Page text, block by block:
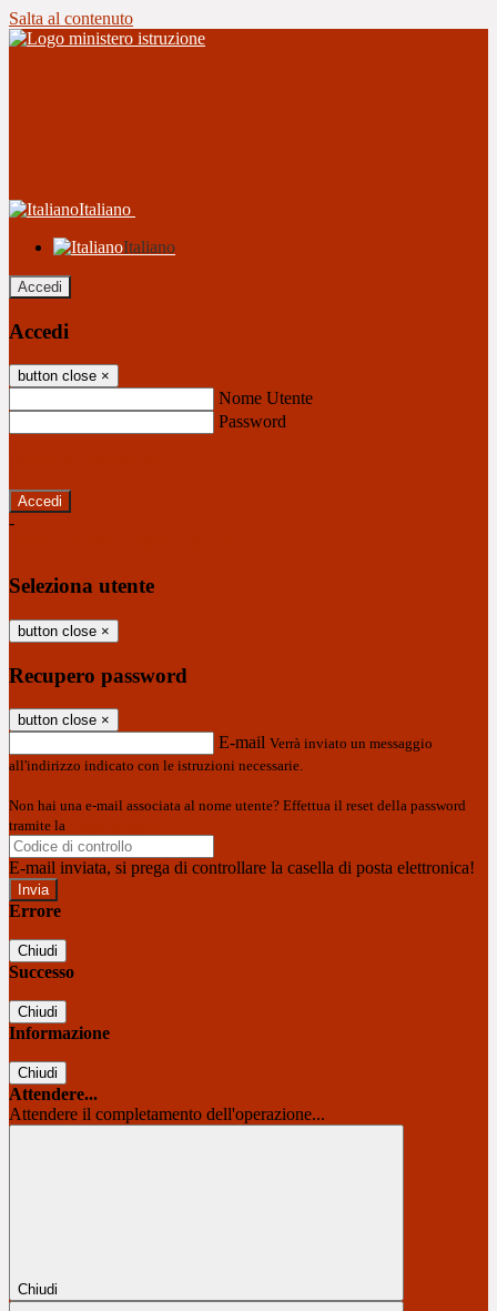
Salta al contenuto
Italiano
Italiano
Accedi
Accedi
button close ×
Nome Utente
Password
-
Seleziona utente
button close ×
Recupero password
button close ×
E-mail Verrà inviato un messaggio
all'indirizzo indicato con le istruzioni necessarie.
Non hai una e-mail associata al nome utente? Effettua il reset della password
tramite la
E-mail inviata, si prega di controllare la casella di posta elettronica!
Errore
Chiudi
Successo
Chiudi
Informazione
Chiudi
Attendere...
Attendere il completamento dell'operazione...
Chiudi